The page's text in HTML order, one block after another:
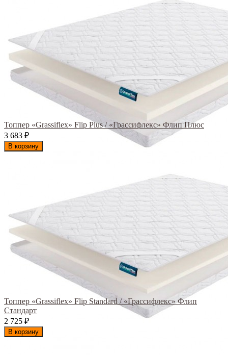
Топпер «Grassiflex» Flip Plus / «Грассифлекс» Флип Плюс
3 683 ₽
В корзину
Топпер «Grassiflex» Flip Standard / «Грассифлекс» Флип
Стандарт
2 725 ₽
В корзину